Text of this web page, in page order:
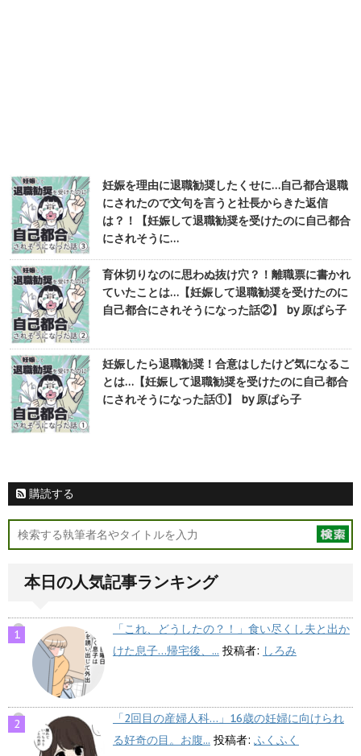
妊娠を理由に退職勧奨したくせに…自己都合退職
にされたので文句を言うと社長からきた返信
は？！【妊娠して退職勧奨を受けたのに自己都合
にされそうに…
育休切りなのに思わぬ抜け穴？！離職票に書かれ
ていたことは…【妊娠して退職勧奨を受けたのに
自己都合にされそうになった話②】 by 原ぱら子
妊娠したら退職勧奨！合意はしたけど気になるこ
とは…【妊娠して退職勧奨を受けたのに自己都合
にされそうになった話①】 by 原ぱら子
購読する
本日の人気記事ランキング
「これ、どうしたの？！」食い尽くし夫と出か
けた息子…帰宅後、... 投稿者: しろみ
「2回目の産婦人科…」16歳の妊婦に向けられ
る好奇の目。お腹... 投稿者: ふくふく